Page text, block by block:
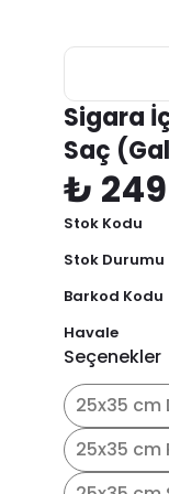
Sigara
Saç
₺ 249
Stok Kodu
Stok Durumu
Barkod Kodu
Havale
Seçenekler
25x35 cm
25x35 cm